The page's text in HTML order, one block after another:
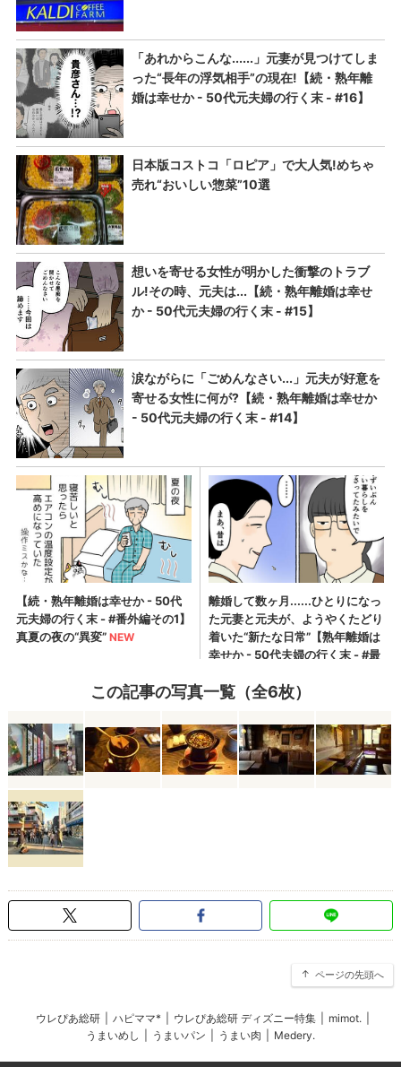
この記事の写真一覧（全6枚）
ページの先頭へ
ウレぴあ総研 ハピママ* ウレぴあ総研 ディズニー特集 mimot.
うまいめし
うまいパン うまい肉 Medery.